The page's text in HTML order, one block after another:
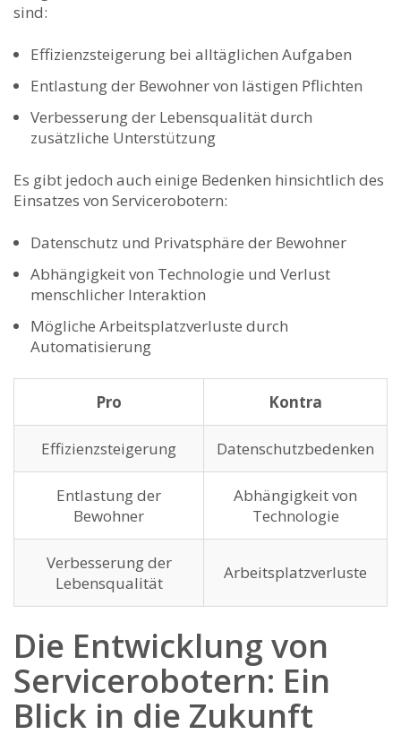
sind:
Effizienzsteigerung bei alltäglichen Aufgaben
Entlastung der Bewohner von ‍lästigen Pflichten
Verbesserung der Lebensqualität durch
zusätzliche ⁢Unterstützung
Es gibt jedoch auch einige Bedenken hinsichtlich des
Einsatzes von Servicerobotern:
Datenschutz und Privatsphäre​ der Bewohner
Abhängigkeit von Technologie ⁢und Verlust
menschlicher Interaktion
Mögliche Arbeitsplatzverluste durch
Automatisierung
Pro Kontra
Effizienzsteigerung Datenschutzbedenken
Entlastung der
Bewohner
Abhängigkeit von
Technologie
Verbesserung der
Lebensqualität
Arbeitsplatzverluste
Die Entwicklung von
Servicerobotern:⁤ Ein
Blick in die Zukunft